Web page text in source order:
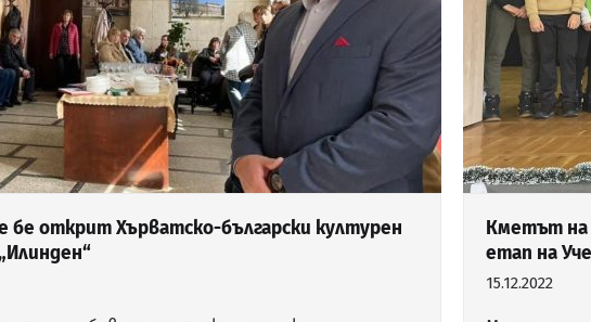
бе открит Хърватско-български културен
Кметът на
етап на
15.12.2022